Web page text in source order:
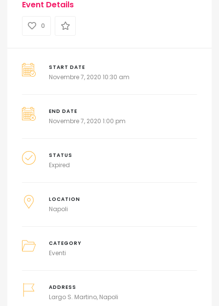
Event Details
0
START DATE
Novembre 7, 2020 10:30 am
END DATE
Novembre 7, 2020 1:00 pm
STATUS
Expired
LOCATION
Napoli
CATEGORY
Eventi
ADDRESS
Largo S. Martino, Napoli